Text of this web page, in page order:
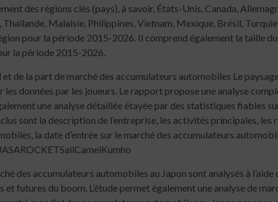
des régions clés (pays), à savoir, États-Unis, Canada,
Thaïlande, Malaisie, Philippines, Vietnam, Mexique, Brésil,
pour la période 2015-2026. Il comprend également la taille
la période 2015-2026.
de la part de marché des accumulateurs automobiles Le
données par les joueurs. Le rapport propose une analyse
une analyse détaillée étayée par des statistiques fiables
sont la description de l’entreprise, les activités principales, les
la date d’entrée sur le marché des accumulateurs
des accumulateurs automobiles au Japon sont analysés à
et futures du boom. L’étude permet également une analyse de